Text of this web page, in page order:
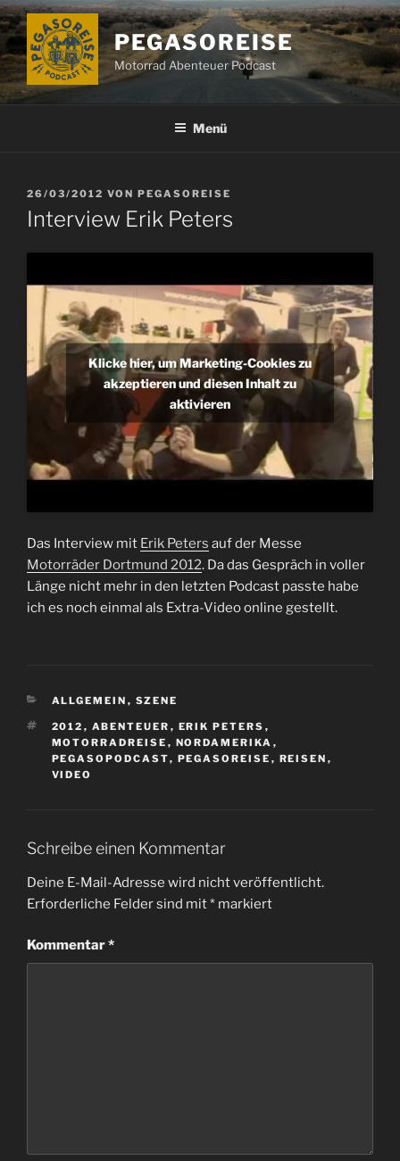
Zum
Inhalt
springen
PEGASOREISE
Motorrad Abenteuer Podcast
Menü
VERÖFFENTLICHT
AM
26/03/2012 VON PEGASOREISE
Interview Erik Peters
Klicke hier, um Marketing-Cookies zu
akzeptieren und diesen Inhalt zu
aktivieren
Das Interview mit Erik Peters auf der Messe
Motorräder Dortmund 2012. Da das Gespräch in voller
Länge nicht mehr in den letzten Podcast passte habe
ich es noch einmal als Extra-Video online gestellt.
KATEGORIEN
ALLGEMEIN , SZENE
SCHLAGWÖRTER
2012 , ABENTEUER , ERIK PETERS ,
MOTORRADREISE , NORDAMERIKA ,
PEGASOPODCAST, PEGASOREISE , REISEN ,
VIDEO
Schreibe einen Kommentar
Deine E-Mail-Adresse wird nicht veröffentlicht.
Erforderliche Felder sind mit* markiert
Kommentar*